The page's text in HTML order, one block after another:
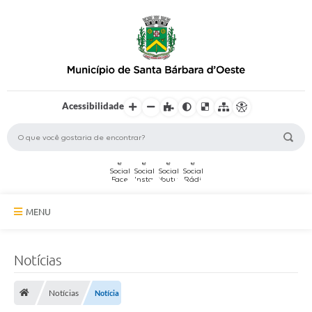
Acessibilidade
MENU
Serviços Online
Notícias
Notícias Notícia